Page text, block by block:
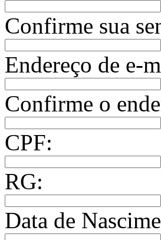
Confirme sua
Endereço de e-
Confirme o
CPF:
RG:
Data de